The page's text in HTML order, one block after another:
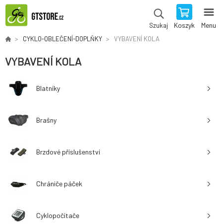
Szukaj Koszyk Menu
CYKLO-OBLEČENÍ-DOPLŇKY VYBAVENÍ KOLA
VYBAVENÍ KOLA
Blatníky
Brašny
Brzdové příslušenství
Chrániče páček
Cyklopočítače